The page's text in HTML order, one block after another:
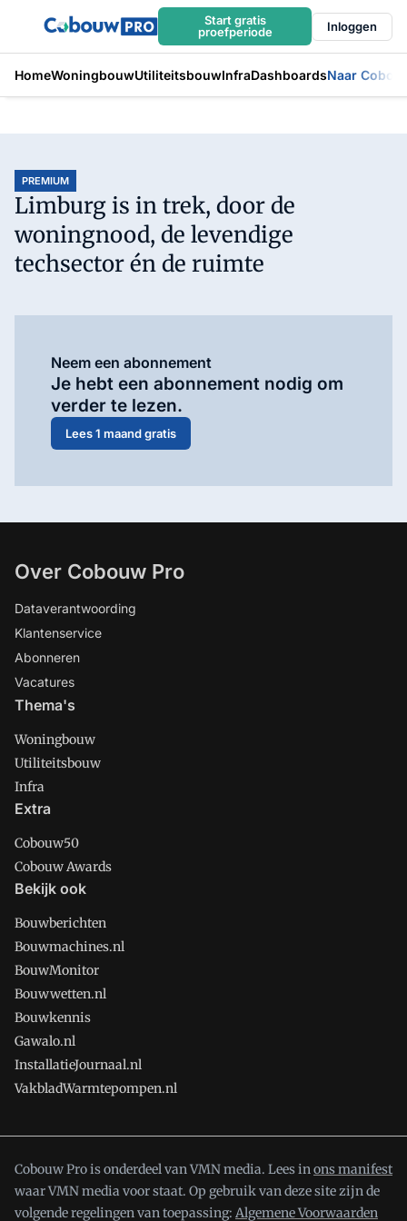
Start gratis
proefperiode
Inloggen
HomeWoningbouwUtiliteitsbouwInfraDashboardsNaar
PREMIUM
Limburg is in trek, door de
woningnood, de levendige
techsector én de ruimte
Neem een abonnement
Je hebt een abonnement nodig om
verder te lezen.
Lees 1 maand gratis
Over Cobouw Pro
Dataverantwoording
Klantenservice
Abonneren
Vacatures
Thema's
Woningbouw
Utiliteitsbouw
Infra
Extra
Cobouw50
Cobouw Awards
Bekijk ook
Bouwberichten
Bouwmachines.nl
BouwMonitor
Bouwwetten.nl
Bouwkennis
Gawalo.nl
InstallatieJournaal.nl
VakbladWarmtepompen.nl
Cobouw Pro is onderdeel van VMN media. Lees inons manifest
waar VMN media voor staat. Op gebruik van deze site zijn de
volgende regelingen van toepassing: Algemene Voorwaarden